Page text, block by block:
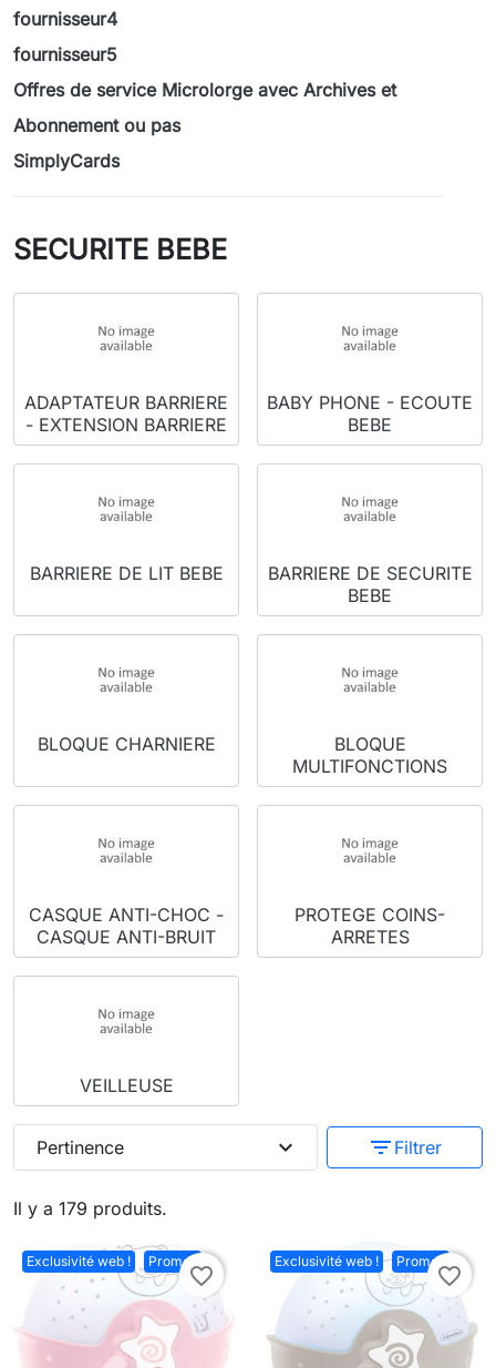
fournisseur4
fournisseur5
Offres de service Microlorge avec Archives et
Abonnement ou pas
SimplyCards
SECURITE BEBE
ADAPTATEUR BARRIERE
- EXTENSION BARRIERE
BABY PHONE - ECOUTE
BEBE
BARRIERE DE LIT BEBE
BARRIERE DE SECURITE
BEBE
BLOQUE CHARNIERE
BLOQUE
MULTIFONCTIONS
CASQUE ANTI-CHOC -
CASQUE ANTI-BRUIT
PROTEGE COINS-
ARRETES
VEILLEUSE
Il y a 179 produits.
Pertinence expand_more filter_list Filtrer
Exclusivité web ! Promo !
favorite_border
Exclusivité web ! Promo !
favorite_border